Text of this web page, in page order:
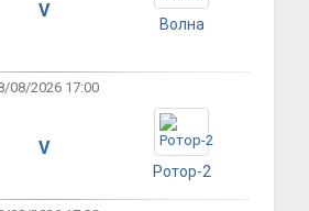
V
Волна
08/2026 17:00
V
Ротор-2